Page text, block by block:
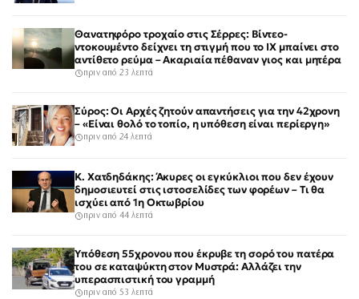
Θανατηφόρο τροχαίο στις Σέρρες: Βίντεο-
ντοκουμέντο δείχνει τη στιγμή που το ΙΧ μπαίνει στο
αντίθετο ρεύμα – Ακαριαία πέθαναν γιος και μητέρα
πριν από 23 λεπτά
Σύρος: Οι Αρχές ζητούν απαντήσεις για την 42χρονη
– «Είναι θολό το τοπίο, η υπόθεση είναι περίεργη»
πριν από 24 λεπτά
Κ. Χατδηδάκης: Άκυρες οι εγκύκλιοι που δεν έχουν
δημοσιευτεί στις ιστοσελίδες των φορέων – Τι θα
ισχύει από 1η Οκτωβρίου
πριν από 44 λεπτά
Υπόθεση 55χρονου που έκρυβε τη σορό του πατέρα
του σε καταψύκτη στον Μυστρά: Αλλάζει την
υπερασπιστική του γραμμή
πριν από 53 λεπτά